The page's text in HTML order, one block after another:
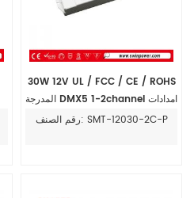
30W 12V UL / FCC / CE / ROHS
المدرجة DMX5 1-2channel امدادات
الطاقة
رقم الصنف: SMT-12030-2C-P